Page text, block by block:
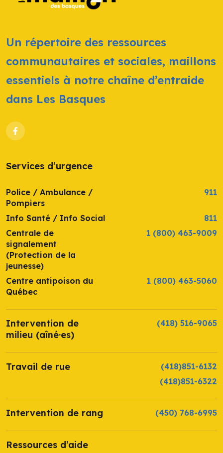
Un répertoire des ressources
communautaires et sociales, maillons
essentiels à notre chaîne d’entraide
dans Les Basques
Services d’urgence
Police / Ambulance /
Pompiers
911
Info Santé / Info Social
811
Centrale de
signalement
(Protection de la
jeunesse)
1 (800) 463-9009
Centre antipoison du
Québec
1 (800) 463-5060
Intervention de
milieu (aîné·es)
(418) 516-9065
Travail de rue
(418)851-6132
(418)851-6322
Intervention de rang (450) 768-6995
Ressources d’aide